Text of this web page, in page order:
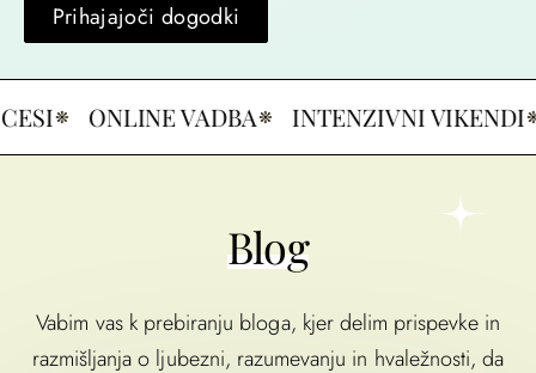
Prihajajoči dogodki
ONLINE VADBA INTENZIVNI VIKENDI
Blog
Vabim vas k prebiranju bloga, kjer delim prispevke in
razmišljanja o ljubezni, razumevanju in hvaležnosti, da